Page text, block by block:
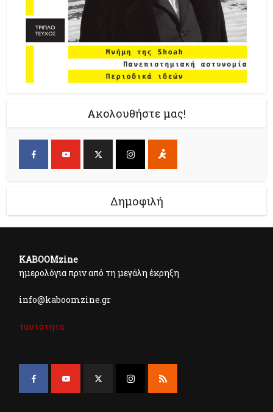
Ακολουθήστε μας!
Δημοφιλή
KABOOMzine
ημερολόγια πριν από τη μεγάλη έκρηξη
info@kaboomzine.gr
ταυτότητα